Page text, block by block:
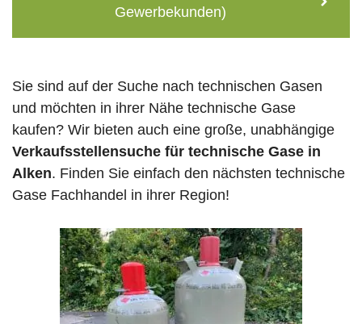
Gewerbekunden)
Sie sind auf der Suche nach technischen Gasen
und möchten in ihrer Nähe technische Gase
kaufen? Wir bieten auch eine große, unabhängige
Verkaufsstellensuche für technische Gase in
Alken. Finden Sie einfach den nächsten technische
Gase Fachhandel in ihrer Region!